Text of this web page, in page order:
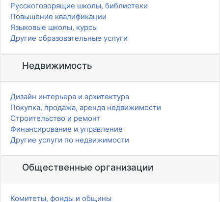
Русскоговорящие школы, библиотеки
Повышение квалификации
Языковые школы, курсы
Другие образовательные услуги
Недвижимость
Дизайн интерьера и архитектура
Покупка, продажа, аренда недвижимости
Строительство и ремонт
Финансирование и управление
Другие услуги по недвижимости
Общественные организации
Комитеты, фонды и общины